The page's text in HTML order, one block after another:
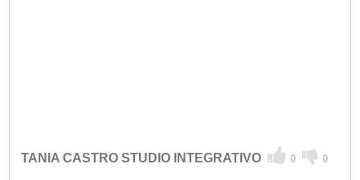
TANIA CASTRO STUDIO INTEGRATIVO 0 0